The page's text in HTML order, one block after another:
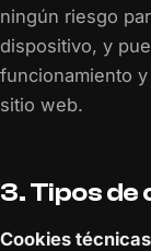
ningún riesgo
dispositivo, y
funcionamiento
sitio web.
3. Tipos de
Cookies